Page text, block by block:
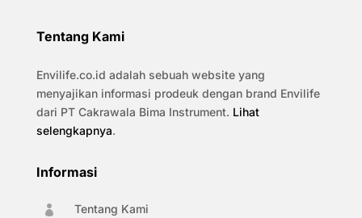
Tentang Kami
Envilife.co.id adalah sebuah website yang
menyajikan informasi prodeuk dengan brand Envilife
dari PT Cakrawala Bima Instrument. Lihat
selengkapnya.
Informasi
 Tentang Kami